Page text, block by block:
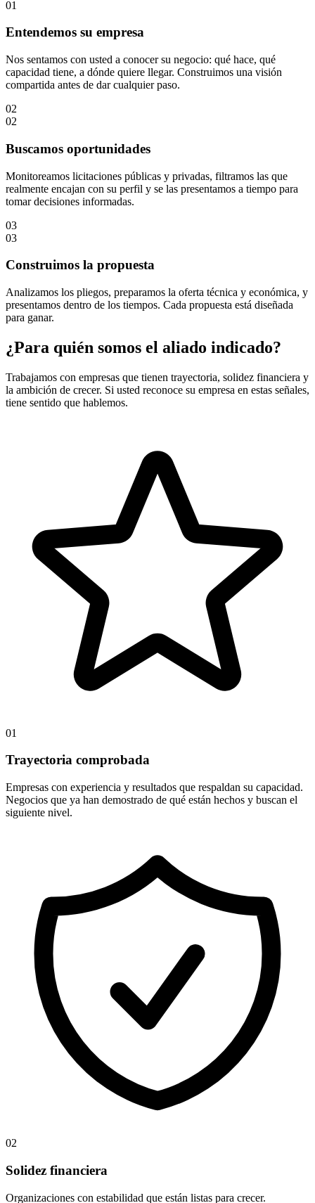
01
Entendemos su empresa
Nos sentamos con usted a conocer su negocio: qué hace, qué
capacidad tiene, a dónde quiere llegar. Construimos una visión
compartida antes de dar cualquier paso.
02
02
Buscamos oportunidades
Monitoreamos licitaciones públicas y privadas, filtramos las que
realmente encajan con su perfil y se las presentamos a tiempo para
tomar decisiones informadas.
03
03
Construimos la propuesta
Analizamos los pliegos, preparamos la oferta técnica y económica, y
presentamos dentro de los tiempos. Cada propuesta está diseñada
para ganar.
¿Para quién somos el aliado indicado?
Trabajamos con empresas que tienen trayectoria, solidez financiera y
la ambición de crecer. Si usted reconoce su empresa en estas señales,
tiene sentido que hablemos.
01
Trayectoria comprobada
Empresas con experiencia y resultados que respaldan su capacidad.
Negocios que ya han demostrado de qué están hechos y buscan el
siguiente nivel.
02
Solidez financiera
Organizaciones con estabilidad que están listas para crecer.